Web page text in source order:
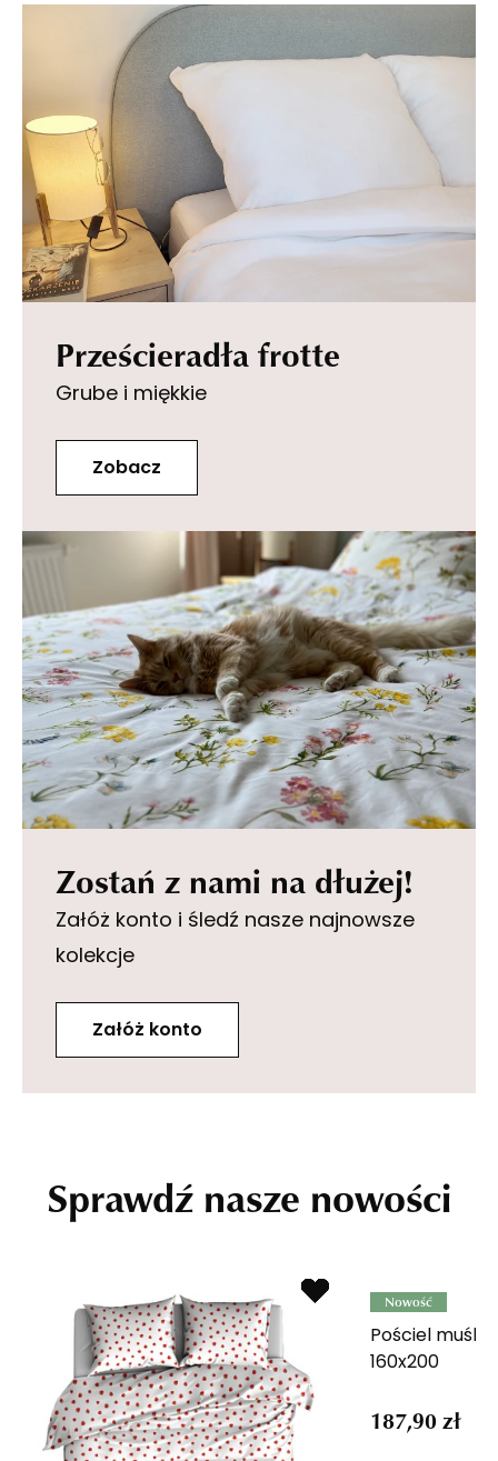
Prześcieradła frotte
Grube i miękkie
Zobacz
Zostań z nami na dłużej!
Załóż konto i śledź nasze najnowsze
kolekcje
Załóż konto
Sprawdź nasze nowości
Nowość
Pościel
160x200
187,90 zł